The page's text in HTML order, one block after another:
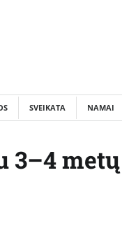
SVEIKATA NAMAI
3–4